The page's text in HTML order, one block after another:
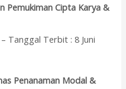
Pemukiman Cipta Karya &
Tanggal Terbit : 8 Juni
Penanaman Modal &